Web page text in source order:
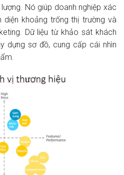
Nó giúp doanh nghiệp xác
diện khoảng trống thị trường và
Dữ liệu từ khảo sát khách
dựng sơ đồ, cung cấp cái nhìn